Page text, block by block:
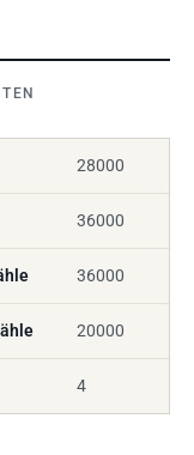
28000
36000
36000
20000
4